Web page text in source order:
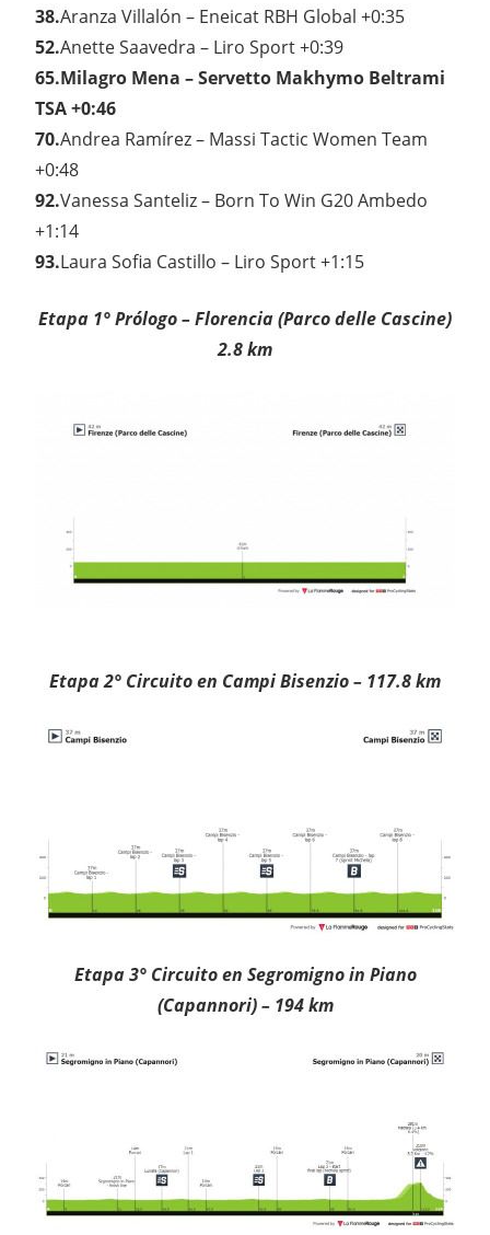
38.Aranza Villalón – Eneicat RBH Global +0:35
52.Anette Saavedra – Liro Sport +0:39
65.Milagro Mena – Servetto Makhymo Beltrami
TSA +0:46
70.Andrea Ramírez – Massi Tactic Women Team
+0:48
92.Vanessa Santeliz – Born To Win G20 Ambedo
+1:14
93.Laura Sofia Castillo – Liro Sport +1:15
Etapa 1° Prólogo – Florencia (Parco delle Cascine)
2.8 km
Etapa 2° Circuito en Campi Bisenzio – 117.8 km
Etapa 3° Circuito en Segromigno in Piano
(Capannori) – 194 km